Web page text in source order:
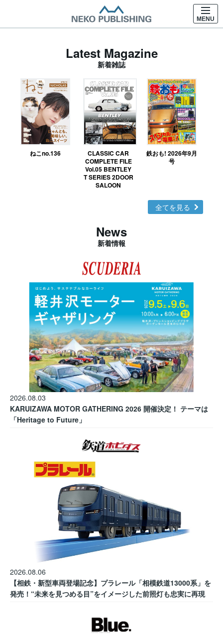
MENU
Latest Magazine
新着雑誌
ねこno.136
CLASSIC CAR
COMPLETE FILE
Vol.05 BENTLEY
T SERIES 2DOOR
SALOON
鉄おも! 2026年9月
号
全てを見る
News
新着情報
2026.08.03
KARUIZAWA MOTOR GATHERING 2026 開催決定！ テーマは
「Heritage to Future」
2026.08.06
【相鉄・新型車両登場記念】プラレール「相模鉄道13000系」を
発売！“未来を見つめる目”をイメージした前照灯も忠実に再現